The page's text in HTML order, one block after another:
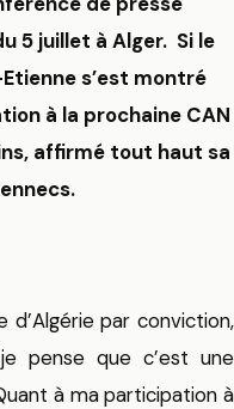
5 juillet à Alger. Si le
s’est montré
à la prochaine CAN
affirmé tout haut sa
d’Algérie par conviction,
pense que c’est une
à ma participation à